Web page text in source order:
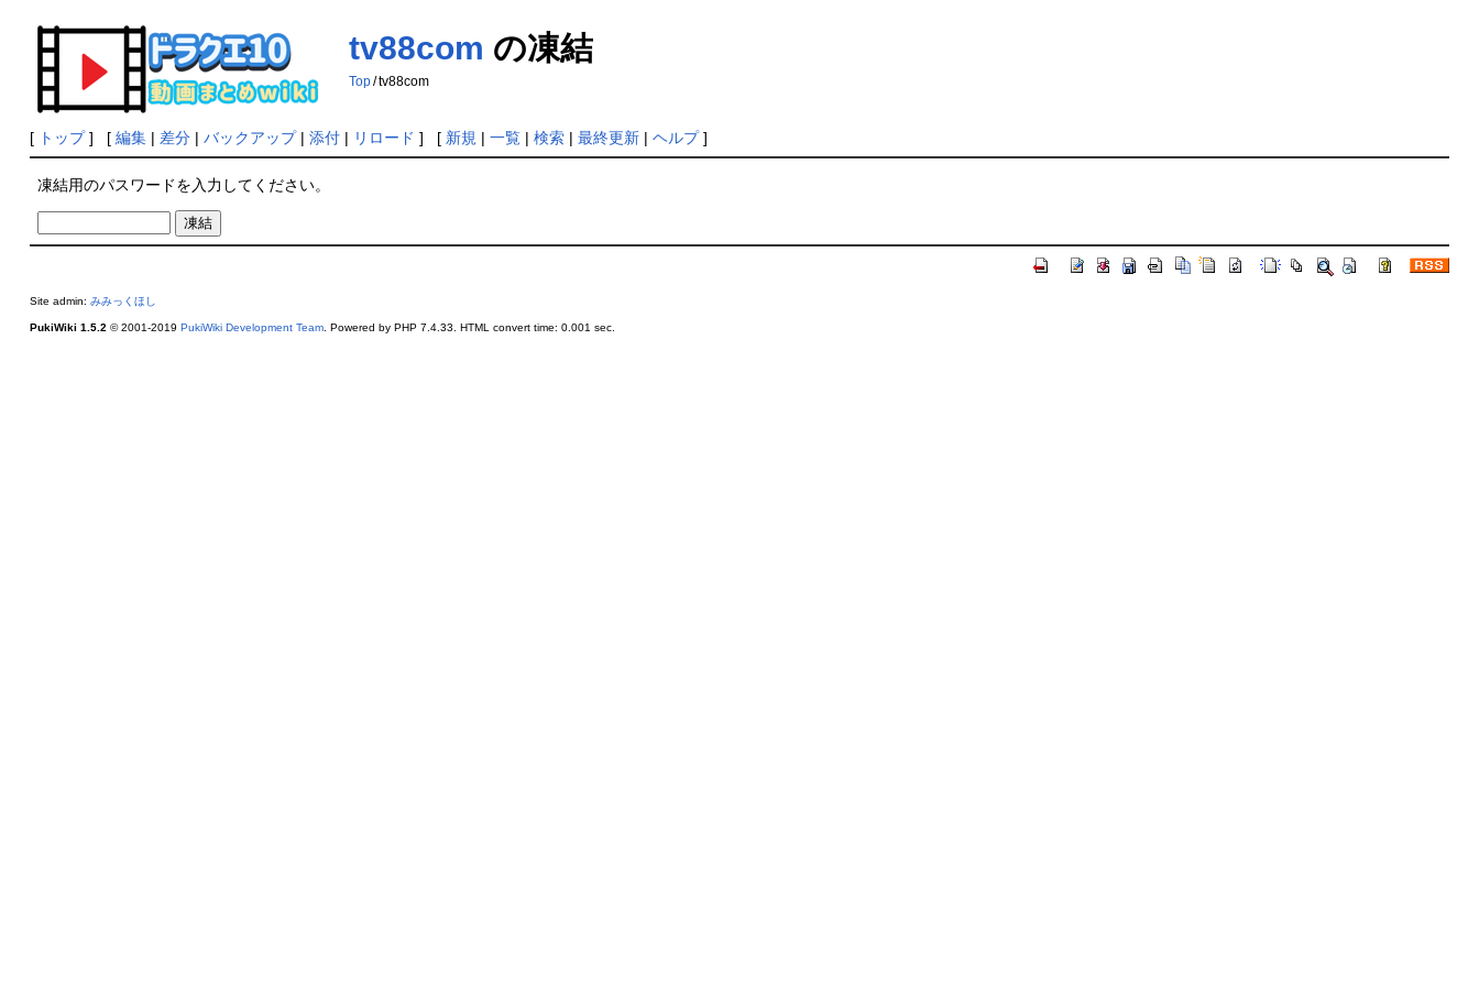
tv88com の凍結
Top/tv88com
[ トップ] [ 編集| 差分| バックアップ| 添付| リロード ] [ 新規 | 一覧| 検索| 最終更新| ヘルプ]
凍結用のパスワードを入力してください。
Site admin: みみっくほし
PukiWiki 1.5.2© 2001-2019 PukiWiki Development Team. Powered by PHP 7.4.33. HTML convert time: 0.001 sec.